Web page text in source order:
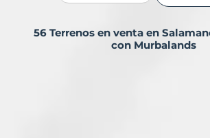
56 Terrenos en venta en
con Murbalands